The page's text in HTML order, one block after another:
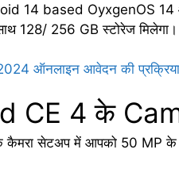
14 based OyxgenOS 14
128/ 256 GB स्टोरेज मिलेगा।
ऑनलाइन आवेदन की
CE 4 के
सेटअप में आपको 50 MP के